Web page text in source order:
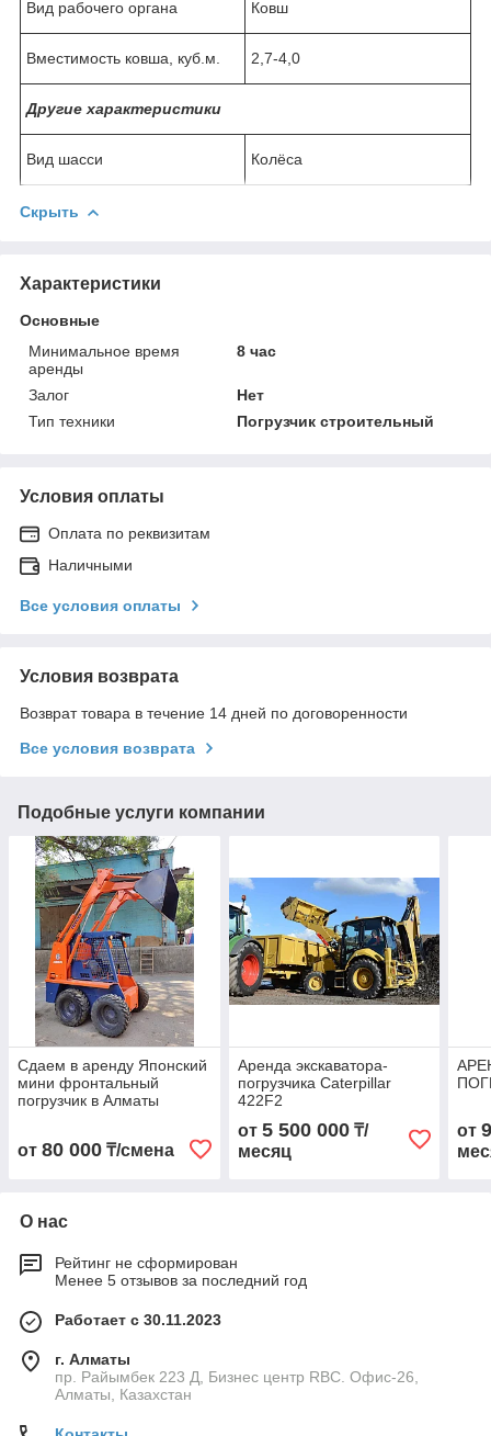
Вид рабочего органа Ковш
Вместимость ковша, куб.м. 2,7-4,0
Другие характеристики
Вид шасси Колёса
Скрыть
Характеристики
Основные
Минимальное время
аренды
8 час
Залог
Нет
Тип техники
Погрузчик строительный
Условия оплаты
Оплата по реквизитам
Наличными
Все условия оплаты
Условия возврата
Возврат товара в течение 14 дней по договоренности
Все условия возврата
Подобные услуги компании
Сдаем в аренду Японский
мини фронтальный
погрузчик в Алматы
от 80 000 ₸/смена
Аренда экскаватора-
погрузчика Caterpillar
422F2
от 5 500 000₸/
месяц
от
О нас
Рейтинг не сформирован
Менее 5 отзывов за последний год
Работает с 30.11.2023
г. Алматы
пр. Райымбек 223 Д, Бизнес центр RBC. Офис-26,
Алматы, Казахстан